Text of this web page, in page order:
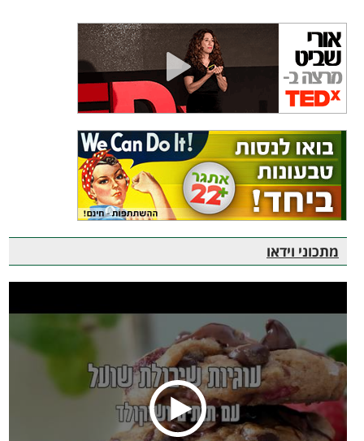
מתכוני וידאו